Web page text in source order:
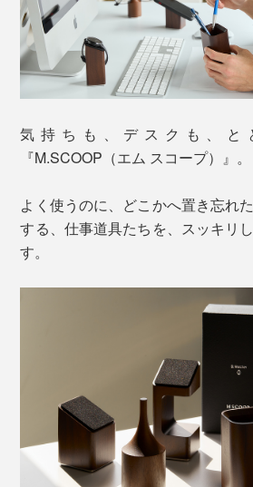
気持ちも、デスクも、と
『M.SCOOP（エム スコープ）』。
よく使うのに、どこかへ置き忘れ
する、仕事道具たちを、スッキリ
す。